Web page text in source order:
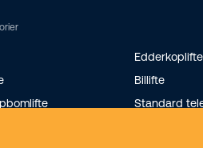
Edderkoplifte
Billifte
Standard